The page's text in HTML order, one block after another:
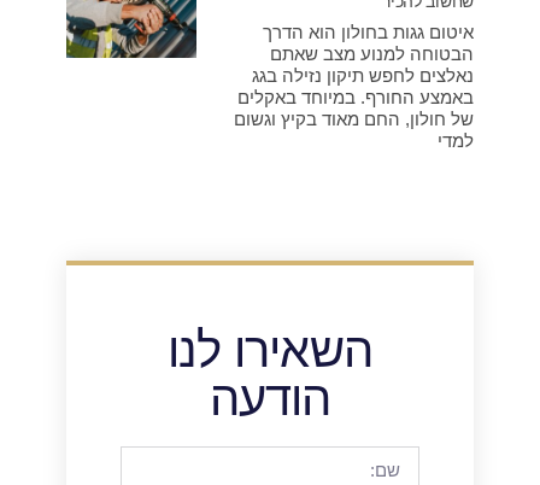
איטום גגות בחולון הוא הדרך
הבטוחה למנוע מצב שאתם
נאלצים לחפש תיקון נזילה בגג
באמצע החורף. במיוחד באקלים
של חולון, החם מאוד בקיץ וגשום
למדי
השאירו לנו
הודעה